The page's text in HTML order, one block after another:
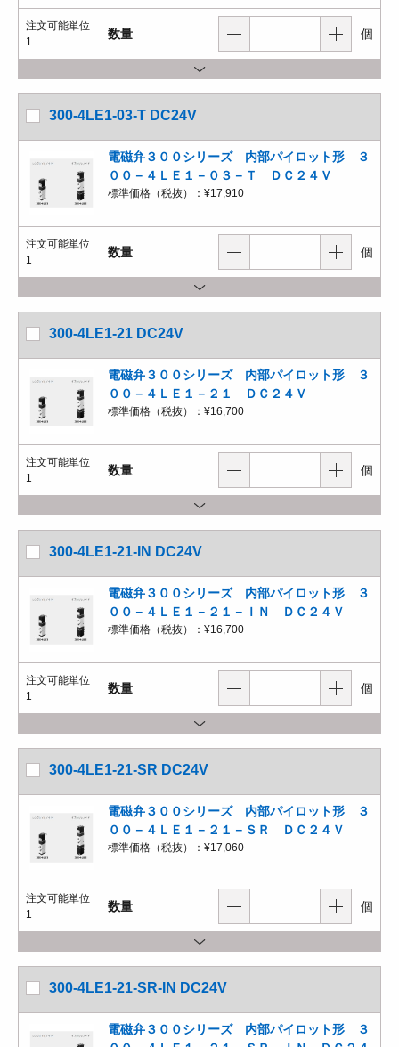
注文可能単位
1
数量 個
300-4LE1-03-T DC24V
電磁弁３００シリーズ 内部パイロット形 ３
００－４ＬＥ１－０３－Ｔ ＤＣ２４Ｖ
標準価格（税抜）： ¥17,910
注文可能単位
1
数量 個
300-4LE1-21 DC24V
電磁弁３００シリーズ 内部パイロット形 ３
００－４ＬＥ１－２１ ＤＣ２４Ｖ
標準価格（税抜）： ¥16,700
注文可能単位
1
数量 個
300-4LE1-21-IN DC24V
電磁弁３００シリーズ 内部パイロット形 ３
００－４ＬＥ１－２１－ＩＮ ＤＣ２４Ｖ
標準価格（税抜）： ¥16,700
注文可能単位
1
数量 個
300-4LE1-21-SR DC24V
電磁弁３００シリーズ 内部パイロット形 ３
００－４ＬＥ１－２１－ＳＲ ＤＣ２４Ｖ
標準価格（税抜）： ¥17,060
注文可能単位
1
数量 個
300-4LE1-21-SR-IN DC24V
電磁弁３００シリーズ 内部パイロット形 ３